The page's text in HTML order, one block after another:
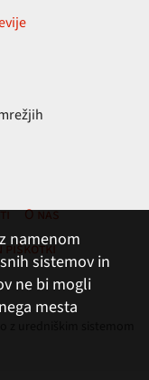
O nas
piškotki
z uredniškim sistemom
namenom
sistemov in
ne bi mogli
mesta